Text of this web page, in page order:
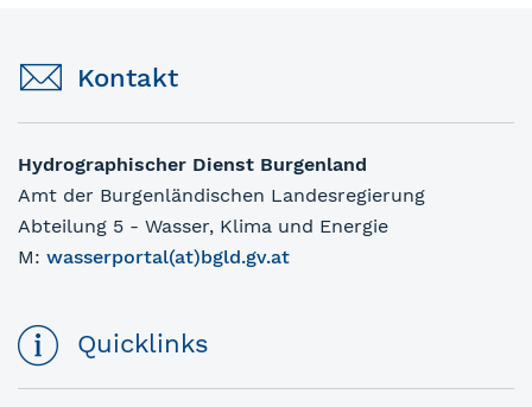
Kontakt
Hydrographischer Dienst Burgenland
Amt der Burgenländischen Landesregierung
Abteilung 5 - Wasser, Klima und Energie
M: wasserportal(at)bgld.gv.at
Quicklinks